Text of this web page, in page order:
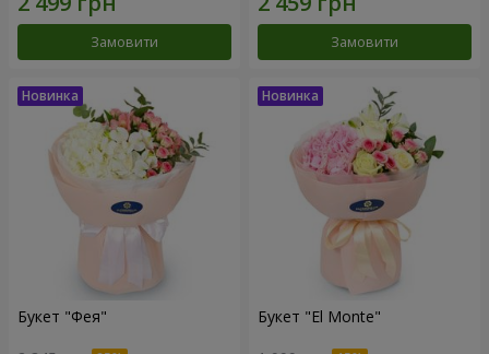
Замовити Замовити
Букет "Фея" Букет "El Monte"